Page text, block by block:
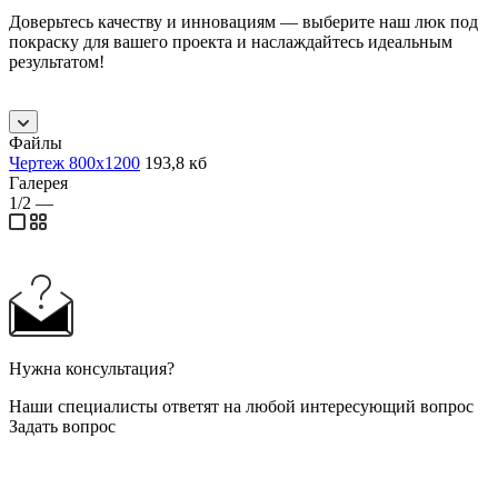
Доверьтесь качеству и инновациям — выберите наш люк под
покраску для вашего проекта и наслаждайтесь идеальным
результатом!
Файлы
Чертеж 800х1200 193,8 кб
Галерея
1/2 —
Нужна консультация?
Наши специалисты ответят на любой интересующий вопрос
Задать вопрос